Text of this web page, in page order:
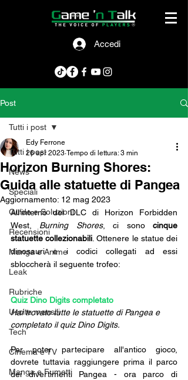
Accedi
Post
Tutti i post
News
Speciali
Guide e Soluzioni
Recensioni
Manga e Anime
Leak
Rubriche
Uscite mensili
Tech
Cinema e TV
Manga e Fumetti
Tutti i post
Horizon Burning Shores:
Guida alle statuette di Pangea
Edy Ferrone
26 apr 2023 Tempo di lettura: 3 min
Aggiornamento: 12 mag 2023
All'interno del DLC di Horizon Forbidden
West, Burning Shores, ci sono cinque
statuette collezionabili . Ottenere le statue dei
dinosauri e i codici collegati ad essi
sbloccherà il seguente trofeo:
Quiz Dino Digits completato
Hai trovato tutte le statuette di Pangea e
completato il quiz Dino Digits.
Per poter partecipare all'antico gioco,
dovrete tuttavia raggiungere prima il parco
dei divertimenti Pangea - ora parco di